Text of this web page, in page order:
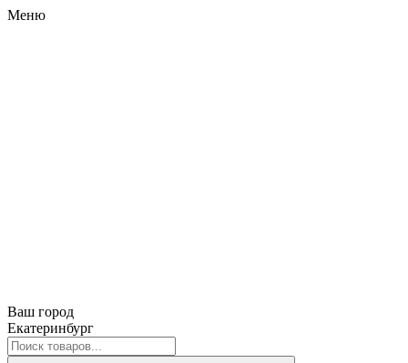
Меню
Ваш город
Екатеринбург